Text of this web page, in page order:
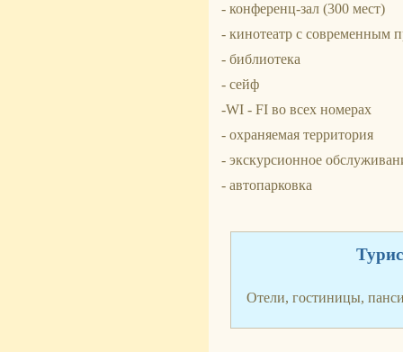
- конференц-зал (300 мест)
- кинотеатр с современным
- библиотека
- сейф
-WI - FI во всех номерах
- охраняемая территория
- экскурсионное
- автопарковка
Отели, гостиницы,